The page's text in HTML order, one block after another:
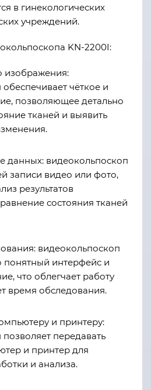
в гинекологических
учреждений.
KN-2200I:
изображения:
чёткое и
позволяющее детально
тканей и выявить
данных: видеокольпоскоп
записи видео или фото,
результатов
состояния тканей
видеокольпоскоп
понятный интерфейс и
что облегчает работу
время обследования.
и принтеру:
передавать
и принтер для
и анализа.